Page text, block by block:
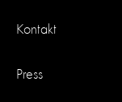
Kontakt
Press